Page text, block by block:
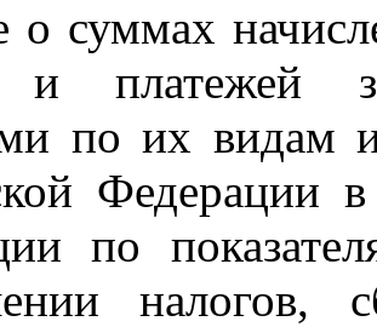
о суммах
и платежей
по их видам
Федерации в
по
налогов,